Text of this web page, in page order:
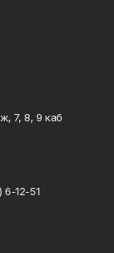
7, 8, 9 каб
12-51